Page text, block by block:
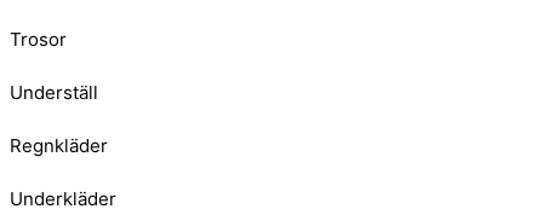
Trosor
Underställ
Regnkläder
Underkläder